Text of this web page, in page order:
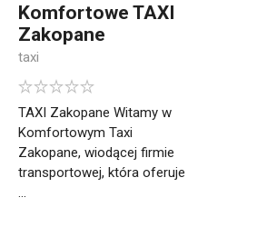
Komfortowe TAXI
Zakopane
taxi
TAXI Zakopane Witamy w
Komfortowym Taxi
Zakopane, wiodącej firmie
transportowej, która oferuje